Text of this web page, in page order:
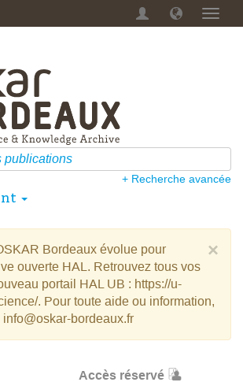
Menu
+ Recherche avancée
×
Bordeaux évolue pour
ouverte HAL. Retrouvez tous vos
portail HAL UB : https://u-
. Pour toute aide ou information,
bordeaux.fr
Accès réservé